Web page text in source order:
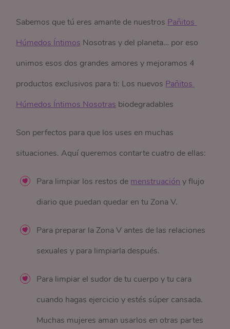
Sabemos que tú eres amante de nuestros Pañitos
Húmedos Íntimos Nosotras y del planeta… por eso
unimos esos dos grandes amores y mejoramos 4
productos exclusivos para ti: Los nuevos Pañitos
Húmedos Íntimos Nosotras biodegradables
Son perfectos para que los uses en muchas
situaciones. Aquí queremos contarte cuatro de ellas:
Para limpiar los restos de menstruación y flujo
diario que puedan quedar en tu Zona V.
Para preparar la Zona V antes de las relaciones
sexuales y para limpiarla después.
Para limpiar el sudor de tu cuerpo y tu cara
cuando hagas ejercicio y estés súper cansada.
Muchas mujeres aman usarlos en otras partes